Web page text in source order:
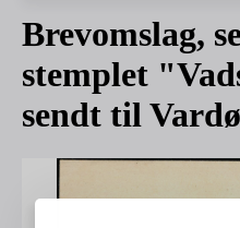
Brevomslag,
stemplet
sendt til